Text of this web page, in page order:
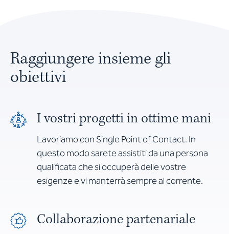
Raggiungere insieme gli
obiettivi
I vostri progetti in ottime mani
Lavoriamo con Single Point of Contact. In
questo modo sarete assistiti da una persona
qualificata che si occuperà delle vostre
esigenze e vi manterrà sempre al corrente.
Collaborazione partenariale